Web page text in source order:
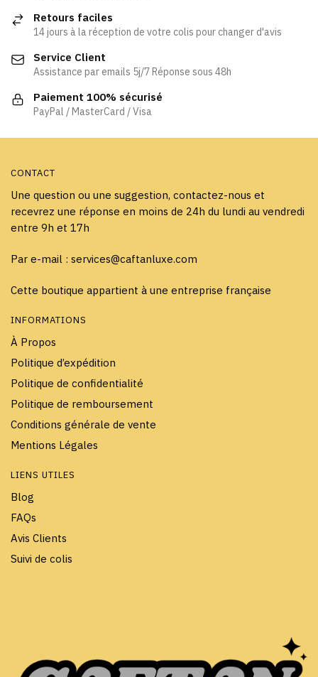
peuvent
choisies
sur
la
page
être
Retours faciles
14 jours à la réception de votre colis pour changer d'avis
Service Client
Assistance par emails 5j/7 Réponse sous 48h
Paiement 100% sécurisé
PayPal / MasterCard / Visa
CONTACT
Une question ou une suggestion, contactez-nous et
recevrez une réponse en moins de 24h du lundi au vendredi
entre 9h et 17h
Par e-mail : services@caftanluxe.com
Cette boutique appartient à une entreprise française
INFORMATIONS
À Propos
Politique d’expédition
Politique de confidentialité
Politique de remboursement
Conditions générale de vente
Mentions Légales
LIENS UTILES
Blog
FAQs
Avis Clients
Suivi de colis